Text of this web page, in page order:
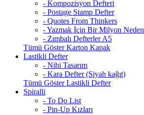
- Kompozisyon Defteri
- Postage Stamp Defter
- Quotes From Thinkers
- Yazmak İçin Bir Milyon Neden
- Zımbalı Defterler A5
Tümü Göster Karton Kapak
Lastikli Defter
- Nihi Tasarım
- Kara Defter (Siyah kağıt)
Tümü Göster Lastikli Defter
Spiralli
- To Do List
- Pin-Up Kızları